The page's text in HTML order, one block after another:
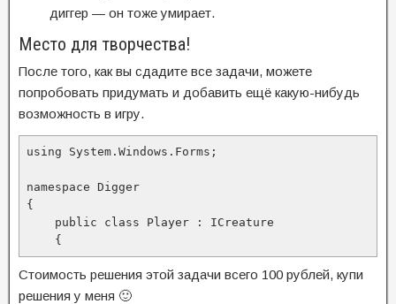
диггер — он тоже умирает.
Место для творчества!
После того, как вы сдадите все задачи, можете
попробовать придумать и добавить ещё какую-нибудь
возможность в игру.
using System.Windows.Forms;
namespace Digger
{
    {
Стоимость решения этой задачи всего 100 рублей, купи
решения у меня 🙂